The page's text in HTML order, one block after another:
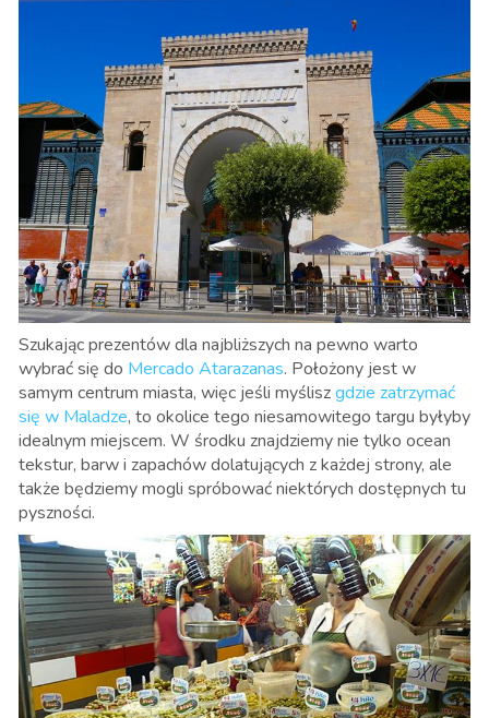
Szukając prezentów dla najbliższych na pewno warto
wybrać się do Mercado Atarazanas. Położony jest w
samym centrum miasta, więc jeśli myśliszgdzie zatrzymać
się w Maladze, to okolice tego niesamowitego targu byłyby
idealnym miejscem. W środku znajdziemy nie tylko ocean
tekstur, barw i zapachów dolatujących z każdej strony, ale
także będziemy mogli spróbować niektórych dostępnych tu
pyszności.